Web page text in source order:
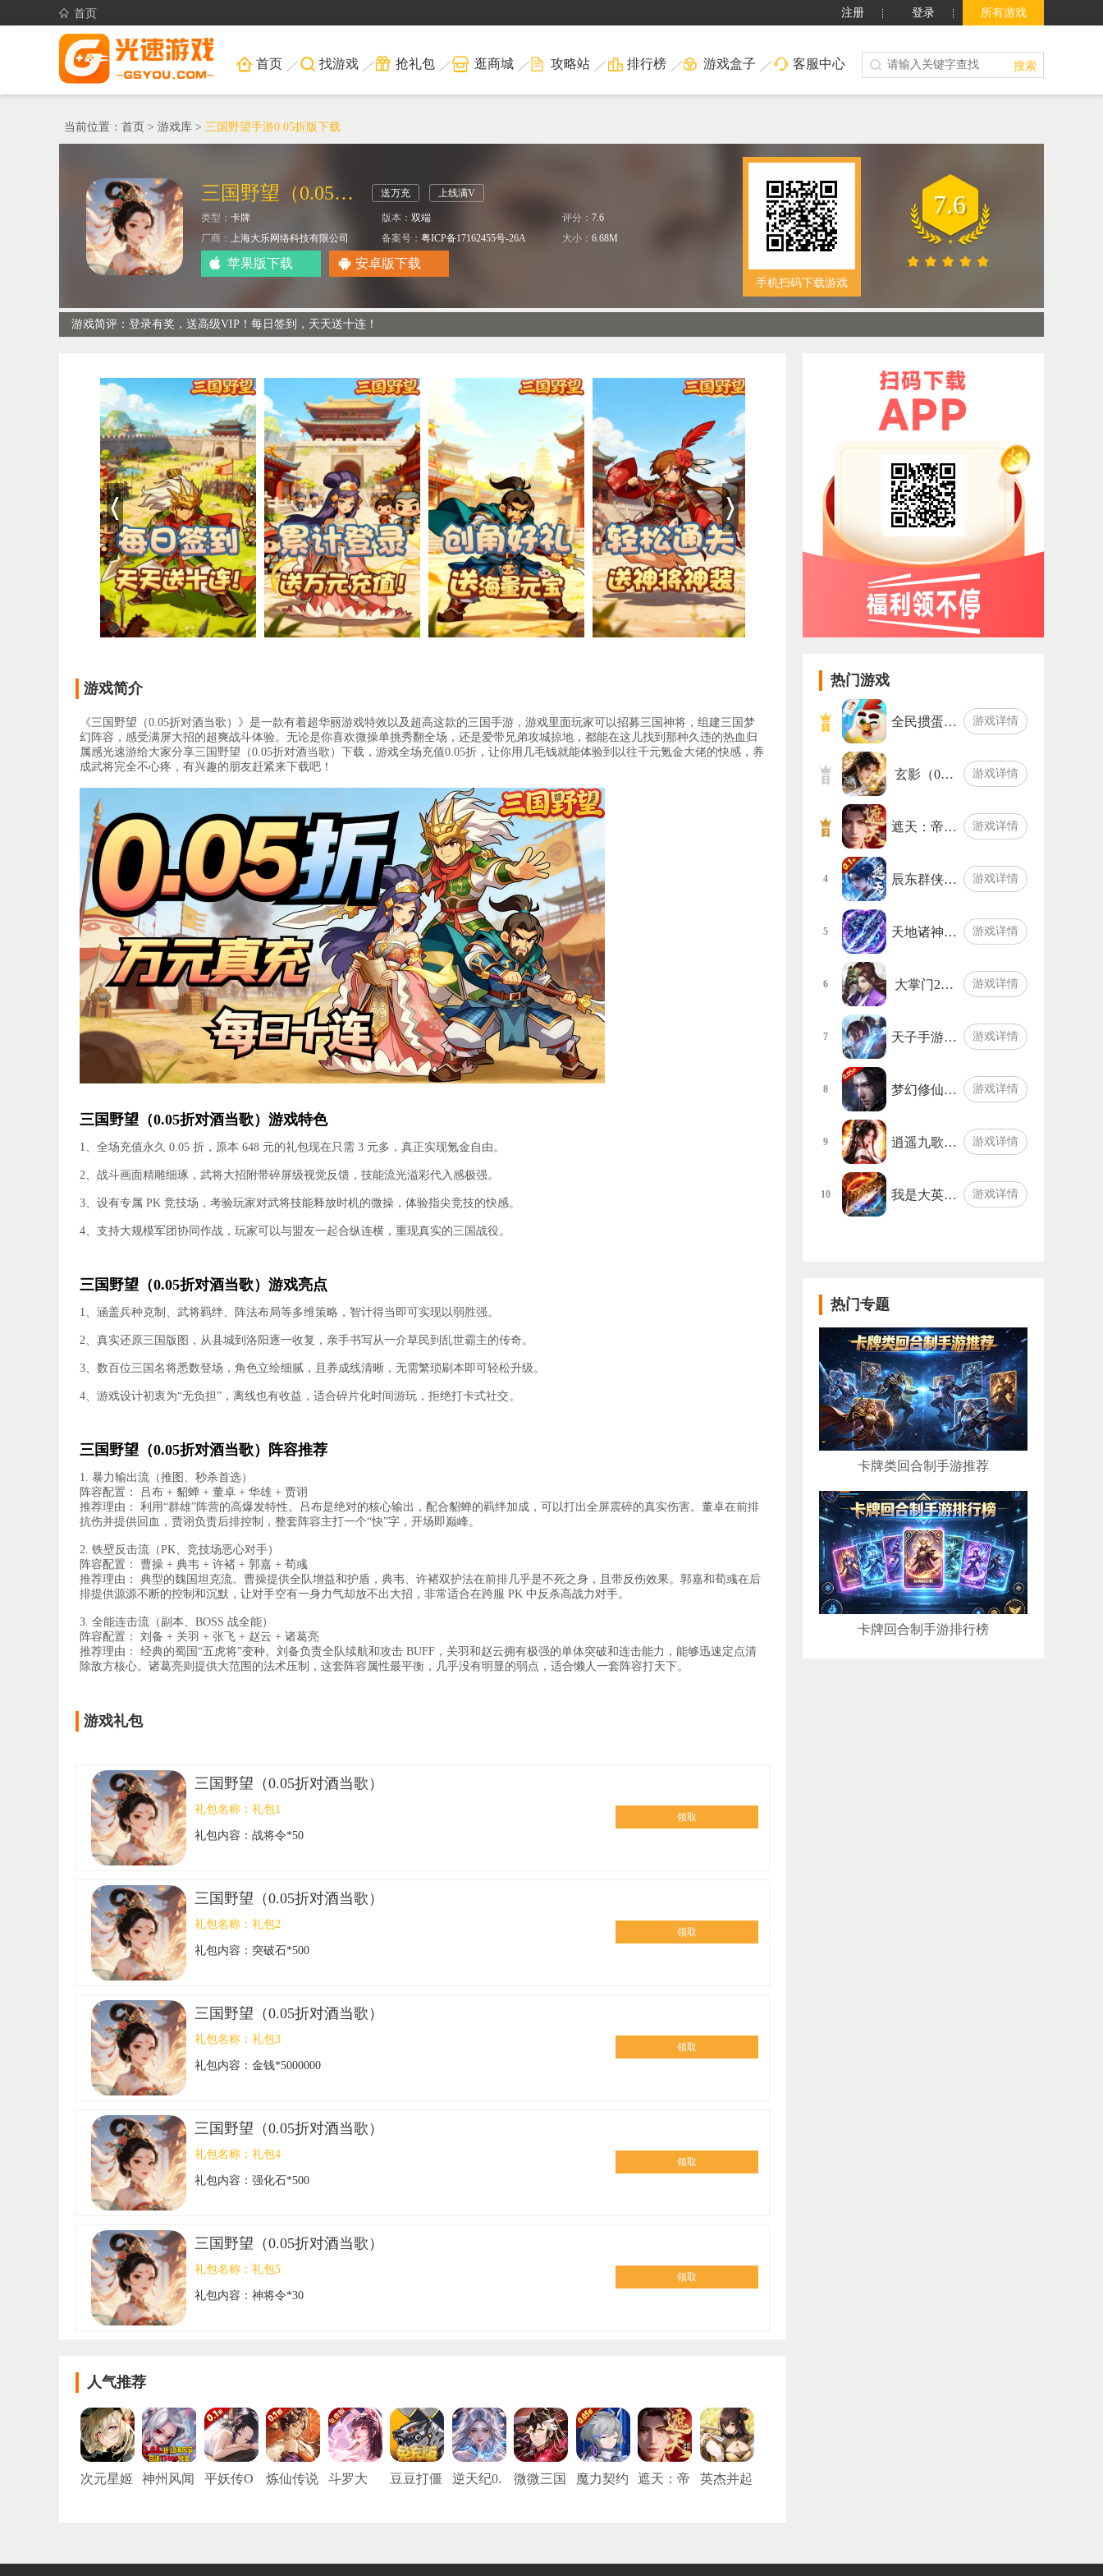
首页 注册 登录 所有游戏
首页 找游戏 抢礼包 逛商城 攻略站 排行榜 游戏盒子 客服中心 搜索
当前位置： 首页 > 游戏库 > 三国野望手游0.05折版下载
三国野望（0.05折对酒当歌） 送万充 上线满V
类型： 卡牌 版本： 双端 评分： 7.6
厂商： 上海大乐网络科技有限公司 备案号： 粤ICP备17162455号-26A 大小： 6.68M
苹果版下载 安卓版下载
手机扫码下载游戏
7.6
游戏简评：登录有奖，送高级VIP！每日签到，天天送十连！
游戏简介
《三国野望（0.05折对酒当歌）》是一款有着超华丽游戏特效以及超高这款的三国手游，游戏里面玩家可以招募三国神将，组建三国梦
幻阵容，感受满屏大招的超爽战斗体验。无论是你喜欢微操单挑秀翻全场，还是爱带兄弟攻城掠地，都能在这儿找到那种久违的热血归
属感光速游给大家分享三国野望（0.05折对酒当歌）下载，游戏全场充值0.05折，让你用几毛钱就能体验到以往千元氪金大佬的快感，养
成武将完全不心疼，有兴趣的朋友赶紧来下载吧！
三国野望（0.05折对酒当歌）游戏特色
1、全场充值永久 0.05 折，原本 648 元的礼包现在只需 3 元多，真正实现氪金自由。
2、战斗画面精雕细琢，武将大招附带碎屏级视觉反馈，技能流光溢彩代入感极强。
3、设有专属 PK 竞技场，考验玩家对武将技能释放时机的微操，体验指尖竞技的快感。
4、支持大规模军团协同作战，玩家可以与盟友一起合纵连横，重现真实的三国战役。
三国野望（0.05折对酒当歌）游戏亮点
1、涵盖兵种克制、武将羁绊、阵法布局等多维策略，智计得当即可实现以弱胜强。
2、真实还原三国版图，从县城到洛阳逐一收复，亲手书写从一介草民到乱世霸主的传奇。
3、数百位三国名将悉数登场，角色立绘细腻，且养成线清晰，无需繁琐刷本即可轻松升级。
4、游戏设计初衷为“无负担”，离线也有收益，适合碎片化时间游玩，拒绝打卡式社交。
三国野望（0.05折对酒当歌）阵容推荐
1. 暴力输出流（推图、秒杀首选）
阵容配置： 吕布 + 貂蝉 + 董卓 + 华雄 + 贾诩
推荐理由： 利用“群雄”阵营的高爆发特性。吕布是绝对的核心输出，配合貂蝉的羁绊加成，可以打出全屏震碎的真实伤害。董卓在前排
抗伤并提供回血，贾诩负责后排控制，整套阵容主打一个“快”字，开场即巅峰。
2. 铁壁反击流（PK、竞技场恶心对手）
阵容配置： 曹操 + 典韦 + 许褚 + 郭嘉 + 荀彧
推荐理由： 典型的魏国坦克流。曹操提供全队增益和护盾，典韦、许褚双护法在前排几乎是不死之身，且带反伤效果。郭嘉和荀彧在后
排提供源源不断的控制和沉默，让对手空有一身力气却放不出大招，非常适合在跨服 PK 中反杀高战力对手。
3. 全能连击流（副本、BOSS 战全能）
阵容配置： 刘备 + 关羽 + 张飞 + 赵云 + 诸葛亮
推荐理由： 经典的蜀国“五虎将”变种。刘备负责全队续航和攻击 BUFF，关羽和赵云拥有极强的单体突破和连击能力，能够迅速定点清
除敌方核心。诸葛亮则提供大范围的法术压制，这套阵容属性最平衡，几乎没有明显的弱点，适合懒人一套阵容打天下。
游戏礼包
三国野望（0.05折对酒当歌）
礼包名称： 礼包1
礼包内容： 战将令*50
领取
三国野望（0.05折对酒当歌）
礼包名称： 礼包2
礼包内容： 突破石*500
领取
三国野望（0.05折对酒当歌）
礼包名称： 礼包3
礼包内容： 金钱*5000000
领取
三国野望（0.05折对酒当歌）
礼包名称： 礼包4
礼包内容： 强化石*500
领取
三国野望（0.05折对酒当歌）
礼包名称： 礼包5
礼包内容： 神将令*30
领取
人气推荐
次元星姬
神州风闻
平妖传O
炼仙传说
斗罗大
豆豆打僵
逆天纪0.
微微三国
魔力契约
遮天：帝
英杰并起
热门游戏
全民掼蛋… 游戏详情
玄影（0… 游戏详情
遮天：帝… 游戏详情
4 辰东群侠… 游戏详情
5 天地诸神… 游戏详情
6 大掌门2… 游戏详情
7 天子手游… 游戏详情
8 梦幻修仙… 游戏详情
9 逍遥九歌… 游戏详情
10 我是大英… 游戏详情
热门专题
卡牌类回合制手游推荐
卡牌回合制手游排行榜